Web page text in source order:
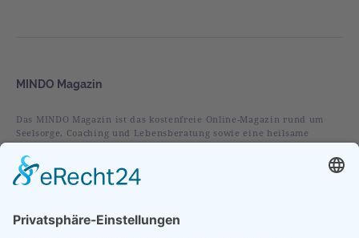
MINDO Magazin
Das MINDO Magazin ist das kostenfreie Online-Magazin rund um
Seelsorge, Coaching und Lebensberatung sowie eine heilsame
christliche Spiritualität.
Rubriken
Alles